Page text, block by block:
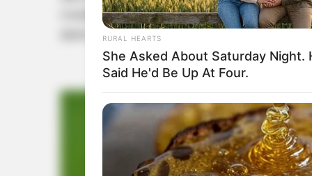
സഭയില്‍ നയരൂപീകരണമടക്കമുള്ള വിഷയങ്ങള്‍
ലേറെ പ്രതിനിധികള്‍ പങ്കെടുക്കുന്നുണ്ട്.
RURAL HEARTS
She Asked About Saturday Night.
Said He'd Be Up At Four.